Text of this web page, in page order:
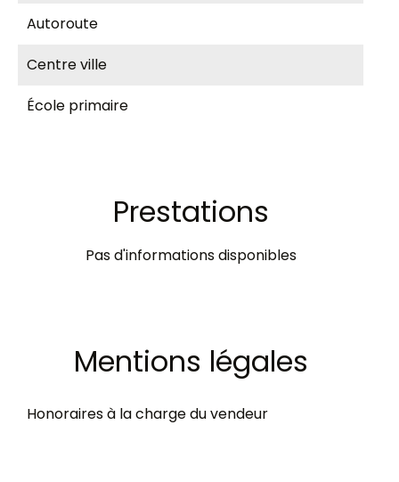
Autoroute
Centre ville
École primaire
Prestations
Pas d'informations disponibles
Mentions légales
Honoraires à la charge du vendeur